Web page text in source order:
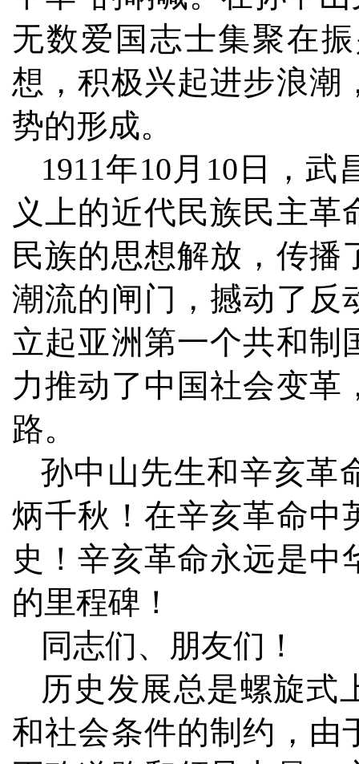
无数爱国志士集聚在
想，积极兴起进步浪潮
势的形成。
1911年10月10日，
义上的近代民族民主
民族的思想解放，传播
潮流的闸门，撼动了反
立起亚洲第一个共和制
力推动了中国社会变革
路。
孙中山先生和辛亥革
炳千秋！在辛亥革命中
史！辛亥革命永远是中
的里程碑！
同志们、朋友们！
历史发展总是螺旋式
和社会条件的制约，由